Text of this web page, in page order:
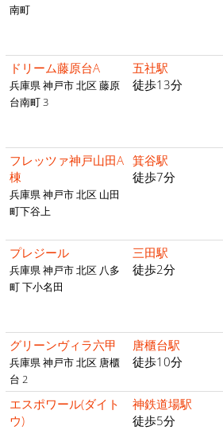
南町
ドリーム藤原台A
兵庫県 神戸市 北区 藤原
台南町 3
五社駅
徒歩13分
フレッツァ神戸山田A
棟
兵庫県 神戸市 北区 山田
町下谷上
箕谷駅
徒歩7分
プレジール
兵庫県 神戸市 北区 八多
町 下小名田
三田駅
徒歩2分
グリーンヴィラ六甲
兵庫県 神戸市 北区 唐櫃
台 2
唐櫃台駅
徒歩10分
エスポワール(ダイト
ウ)
神鉄道場駅
徒歩5分